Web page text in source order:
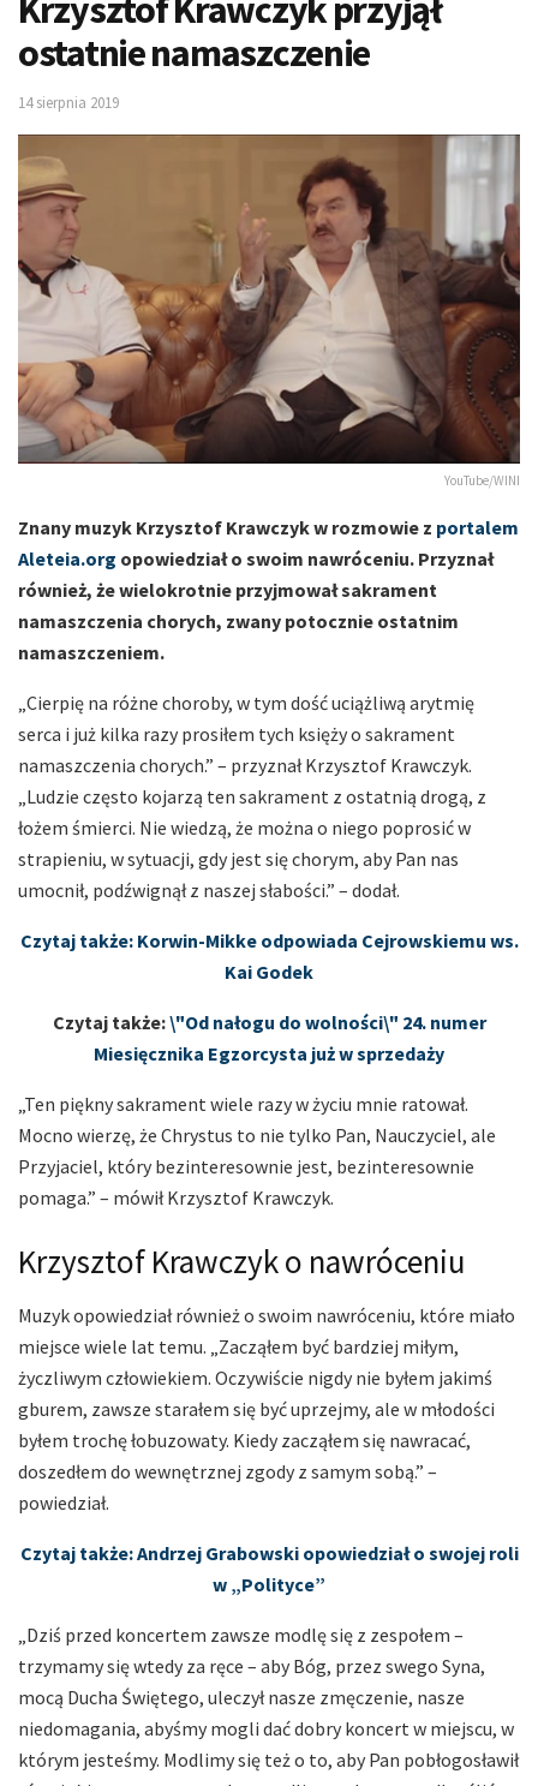
ostatnie namaszczenie
14 sierpnia 2019
YouTube/WINI
Znany muzyk Krzysztof Krawczyk w rozmowie z portalem
Aleteia.org opowiedział o swoim nawróceniu. Przyznał
również, że wielokrotnie przyjmował sakrament
namaszczenia chorych, zwany potocznie ostatnim
namaszczeniem.
„Cierpię na różne choroby, w tym dość uciążliwą arytmię
serca i już kilka razy prosiłem tych księży o sakrament
namaszczenia chorych.” – przyznał Krzysztof Krawczyk.
„Ludzie często kojarzą ten sakrament z ostatnią drogą, z
łożem śmierci. Nie wiedzą, że można o niego poprosić w
strapieniu, w sytuacji, gdy jest się chorym, aby Pan nas
umocnił, podźwignął z naszej słabości.” – dodał.
Czytaj także: Korwin-Mikke odpowiada Cejrowskiemu ws.
Kai Godek
Czytaj także:\"Od nałogu do wolności\" 24. numer
Miesięcznika Egzorcysta już w sprzedaży
„Ten piękny sakrament wiele razy w życiu mnie ratował.
Mocno wierzę, że Chrystus to nie tylko Pan, Nauczyciel, ale
Przyjaciel, który bezinteresownie jest, bezinteresownie
pomaga.” – mówił Krzysztof Krawczyk.
Krzysztof Krawczyk o nawróceniu
Muzyk opowiedział również o swoim nawróceniu, które miało
miejsce wiele lat temu. „Zacząłem być bardziej miłym,
życzliwym człowiekiem. Oczywiście nigdy nie byłem jakimś
gburem, zawsze starałem się być uprzejmy, ale w młodości
byłem trochę łobuzowaty. Kiedy zacząłem się nawracać,
doszedłem do wewnętrznej zgody z samym sobą.” –
powiedział.
Czytaj także: Andrzej Grabowski opowiedział o swojej roli
w „Polityce”
„Dziś przed koncertem zawsze modlę się z zespołem –
trzymamy się wtedy za ręce – aby Bóg, przez swego Syna,
mocą Ducha Świętego, uleczył nasze zmęczenie, nasze
niedomagania, abyśmy mogli dać dobry koncert w miejscu, w
którym jesteśmy. Modlimy się też o to, aby Pan pobłogosławił